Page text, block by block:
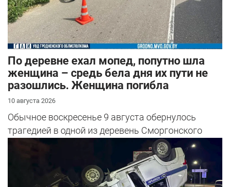
По деревне ехал мопед, попутно шла
женщина – средь бела дня их пути не
разошлись. Женщина погибла
10 августа 2026
Обычное воскресенье 9 августа обернулось
трагедией в одной из деревень Сморгонского
района.